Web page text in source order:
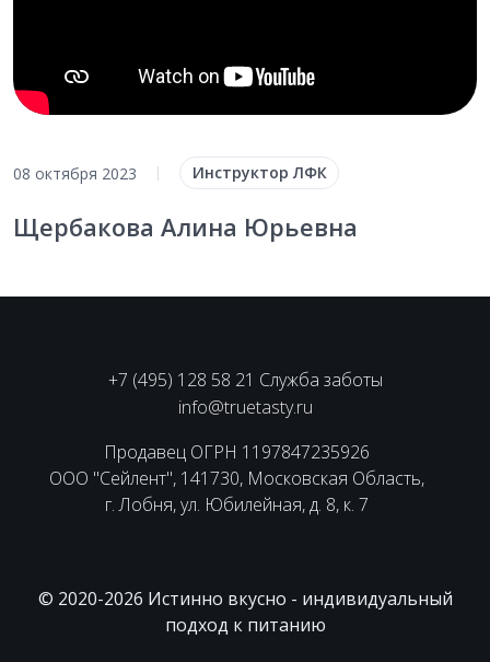
08 октября 2023 | Инструктор ЛФК
Щербакова Алина Юрьевна
+7 (495) 128 58 21 Служба заботы
info@truetasty.ru
Продавец ОГРН 1197847235926
ООО "Сейлент", 141730, Московская Область,
г. Лобня, ул. Юбилейная, д. 8, к. 7
© 2020-2026 Истинно вкусно - индивидуальный
подход к питанию